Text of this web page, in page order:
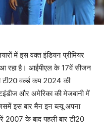
में इस वक्त इंडियन प्रीमियर
रहा है। आईपीएल के 17वें सीजन
वर्ल्ड कप 2024 की
और अमेरिका की मेजबानी में
इस बार मैन इन ब्ल्यू अपना
2007 के बाद पहली बार टी20